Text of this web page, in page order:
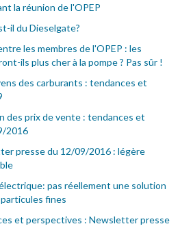
la réunion de l'OPEP
il du Dieselgate?
les membres de l'OPEP : les
ils plus cher à la pompe ? Pas sûr !
des carburants : tendances et
des prix de vente : tendances et
2016
presse du 12/09/2016 : légère
pas réellement une solution
fines
et perspectives : Newsletter presse